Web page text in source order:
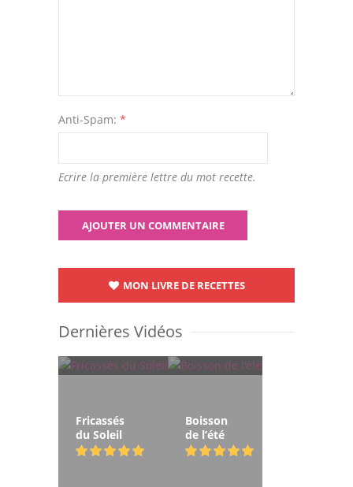
Anti-Spam: *
Ecrire la première lettre du mot recette.
MON LIVRE DE RECETTES
Dernières Vidéos
Fricassés
du Soleil
Boisson
de l’été